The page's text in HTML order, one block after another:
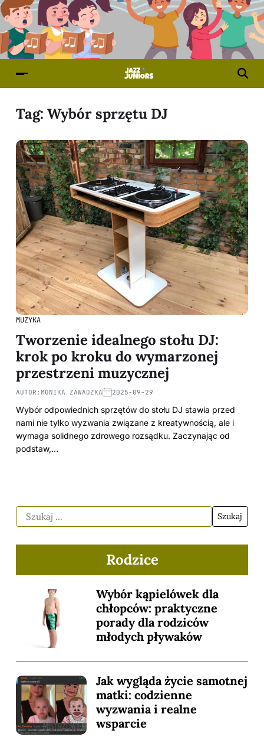
Tag: Wybór sprzętu DJ
MUZYKA
Tworzenie idealnego stołu DJ:
krok po kroku do wymarzonej
przestrzeni muzycznej
AUTOR: MONIKA ZAWADZKA 2025-09-29
Wybór odpowiednich sprzętów do stołu DJ stawia przed
nami nie tylko wyzwania związane z kreatywnością, ale i
wymaga solidnego zdrowego rozsądku. Zaczynając od
podstaw,…
Rodzice
Wybór kąpielówek dla
chłopców: praktyczne
porady dla rodziców
młodych pływaków
Jak wygląda życie samotnej
matki: codzienne
wyzwania i realne
wsparcie